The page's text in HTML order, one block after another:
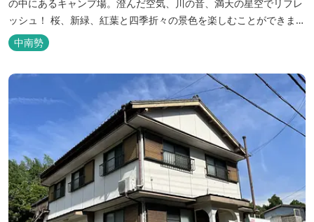
の中にあるキャンプ場。澄んだ空気、川の音、満天の星空でリフレ
ッシュ！ 桜、新緑、紅葉と四季折々の景色を楽しむことができま
す。 紀勢自動車道「大宮大台Ic」から車で約10分と好アクセス！
今年の営業は１２月１４日（日）までです！来年は３月１日（日）
からの営業となりますのでよろしくお願いします！ ソロサイト・オ
中南勢